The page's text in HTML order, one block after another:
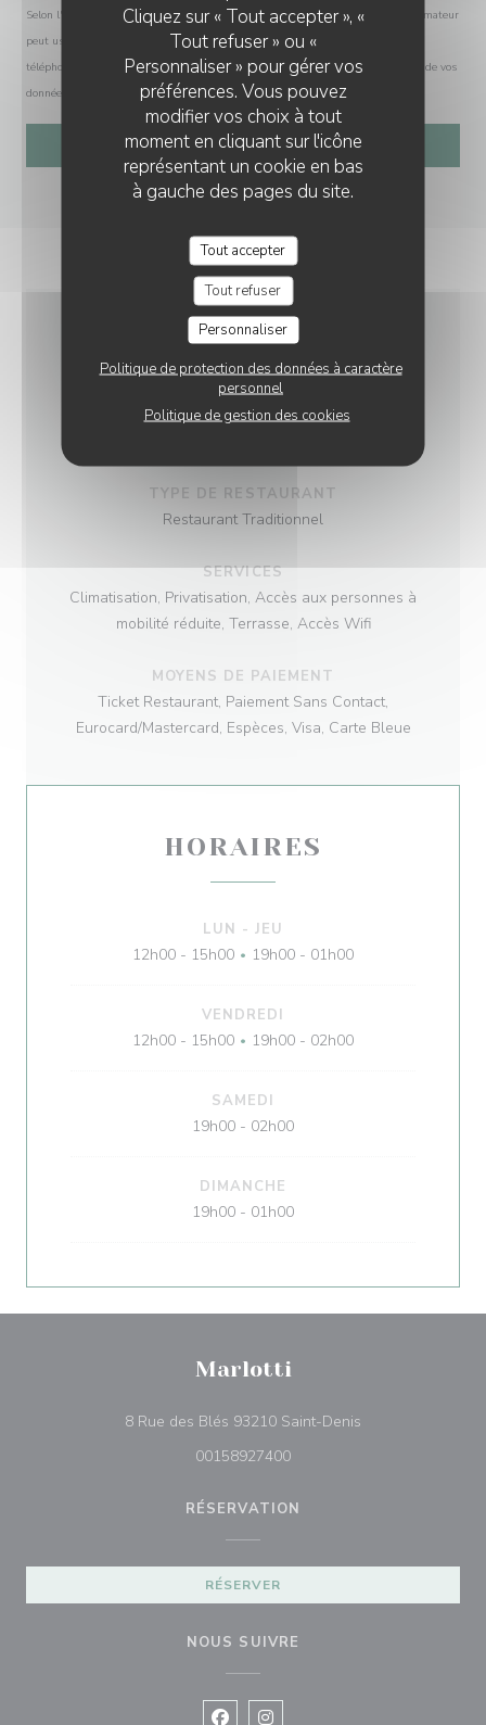
Cliquez sur « Tout accepter », «
Tout refuser » ou «
Personnaliser » pour gérer vos
préférences. Vous pouvez
modifier vos choix à tout
moment en cliquant sur l'icône
représentant un cookie en bas
à gauche des pages du site.
Tout accepter
Tout refuser
Personnaliser
Politique de protection des données à caractère
personnel
Politique de gestion des cookies
Selon l'article L.223-2 du code de la consommation, il est rappelé que le consommateur
peut user de son droit à s'inscrire sur la liste d'opposition au démarchage
téléphonique Bloctel :bloctel.gouv.fr. Pour plus d'informations sur le traitement de vos
données, consultez notre politique de confidentialité
INFOS PRATIQUES
CUISINE
TYPE DE RESTAURANT
Restaurant Traditionnel
SERVICES
Climatisation, Privatisation, Accès aux personnes à
mobilité réduite, Terrasse, Accès Wifi
MOYENS DE PAIEMENT
Ticket Restaurant, Paiement Sans Contact,
Eurocard/Mastercard, Espèces, Visa, Carte Bleue
HORAIRES
LUN -JEU
12h00 - 15h00 • 19h00 - 01h00
VENDREDI
12h00 - 15h00 • 19h00 - 02h00
SAMEDI
19h00 - 02h00
DIMANCHE
19h00 - 01h00
Marlotti
8 Rue des Blés 93210 Saint-Denis
00158927400
RÉSERVATION
RÉSERVER
NOUS SUIVRE